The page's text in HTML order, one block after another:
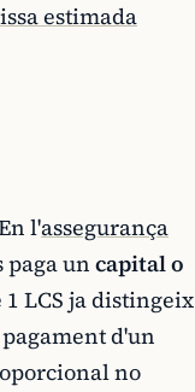
estimada
l'assegurança
un capital o
LCS ja distingeix
d'un
no